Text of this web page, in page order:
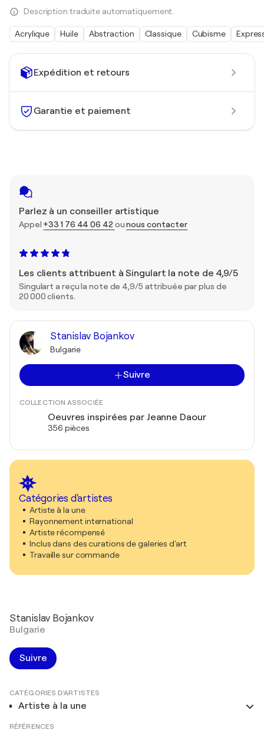
Expédition et retours
Garantie et paiement
Parlez à un conseiller artistique
Appel +33 1 76 44 06 42ounous contacter
Les clients attribuent à Singulart la note de 4,9/5
Singulart a reçu la note de 4,9/5 attribuée par plus de
20 000 clients.
Stanislav Bojankov
Bulgarie
Suivre
COLLECTION ASSOCIÉE
Oeuvres inspirées par Jeanne Daour
356 pièces
Catégories d'artistes
Artiste à la une
Rayonnement international
Artiste récompensé
Inclus dans des curations de galeries d'art
Travaille sur commande
Description traduite automatiquement.
Acrylique Huile Abstraction Classique Cubisme
Stanislav Bojankov
Bulgarie
Suivre
CATÉGORIES D'ARTISTES
Artiste à la une
RÉFÉRENCES